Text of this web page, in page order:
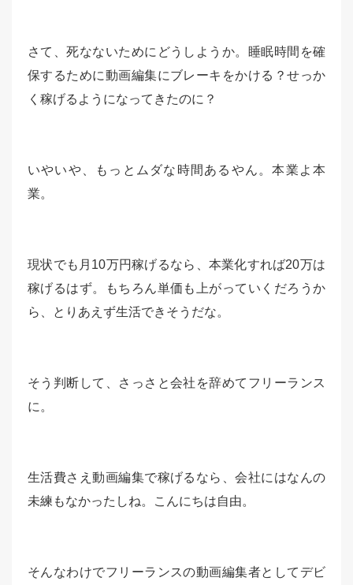
さて、死なないためにどうしようか。睡眠時間を確
保するために動画編集にブレーキをかける？せっか
く稼げるようになってきたのに？
いやいや、もっとムダな時間あるやん。本業よ本
業。
現状でも月10万円稼げるなら、本業化すれば20万は
稼げるはず。もちろん単価も上がっていくだろうか
ら、とりあえず生活できそうだな。
そう判断して、さっさと会社を辞めてフリーランス
に。
生活費さえ動画編集で稼げるなら、会社にはなんの
未練もなかったしね。こんにちは自由。
そんなわけでフリーランスの動画編集者としてデビ